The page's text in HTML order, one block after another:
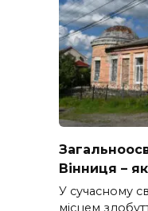
Вінниця –
У сучасному
місцем